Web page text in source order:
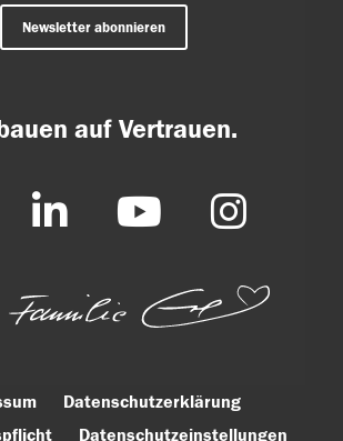
Newsletter abonnieren
auf Vertrauen.
Datenschutzerklärung
Datenschutzeinstellungen